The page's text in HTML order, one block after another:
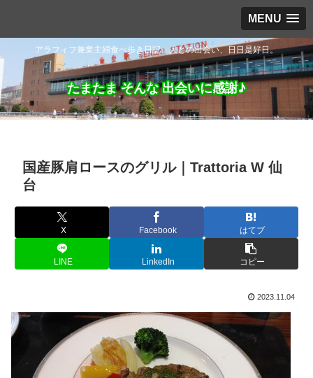
MENU
アラフィフ兼業主婦食べ歩き日記。人との出会い、日日是好日。
たまたま そんな 出会いに感謝♪
国産豚肩ロースのグリル｜Trattoria W 仙
台
X Facebook はてブ
LINE LinkedIn コピー
2023.11.04